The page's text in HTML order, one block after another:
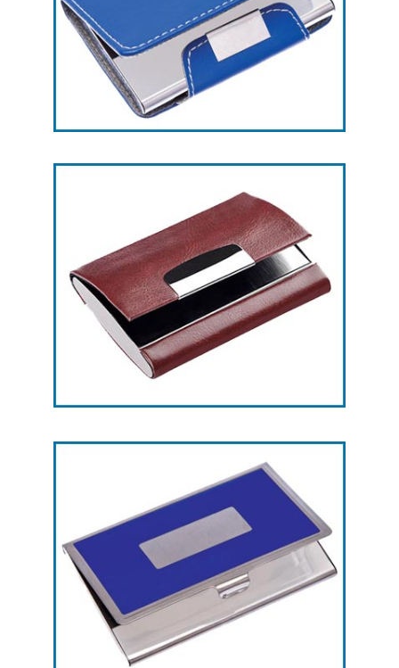
هدایای تبلیغاتی جاکارتی -- کد L29
هدایای تبلیغاتی جاکارتی -- کد L28